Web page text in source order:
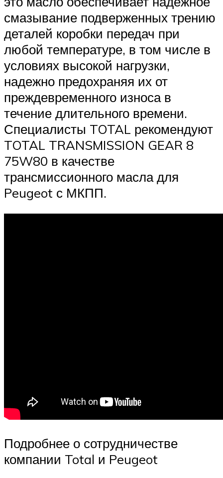
смазывание подверженных трению
деталей коробки передач при
любой температуре, в том числе в
условиях высокой нагрузки,
надежно предохраняя их от
преждевременного износа в
течение длительного времени.
Специалисты TOTAL рекомендуют
TOTAL TRANSMISSION GEAR 8
75W80 в качестве
трансмиссионного масла для
Peugeot с МКПП.
Подробнее о сотрудничестве
компании Total и Peugeot